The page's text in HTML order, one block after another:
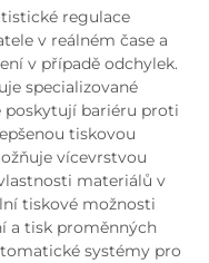
regulace
v reálném čase a
v případě odchylek.
specializované
poskytují bariéru proti
tiskovou
vícevrstvou
materiálů v
tiskové možnosti
a tisk proměnných
systémy pro